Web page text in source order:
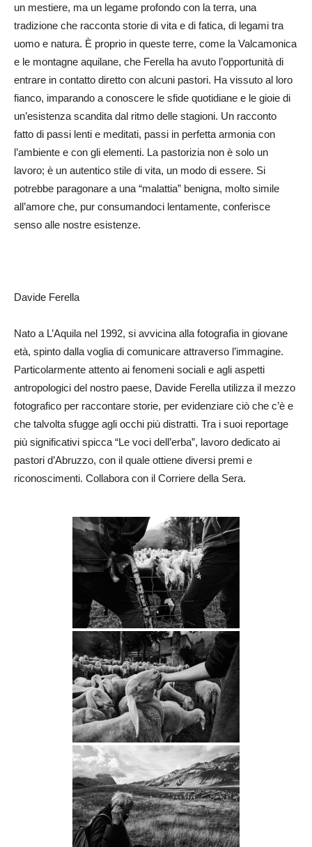
un mestiere, ma un legame profondo con la terra, una
tradizione che racconta storie di vita e di fatica, di legami tra
uomo e natura. È proprio in queste terre, come la Valcamonica
e le montagne aquilane, che Ferella ha avuto l’opportunità di
entrare in contatto diretto con alcuni pastori. Ha vissuto al loro
fianco, imparando a conoscere le sfide quotidiane e le gioie di
un’esistenza scandita dal ritmo delle stagioni. Un racconto
fatto di passi lenti e meditati, passi in perfetta armonia con
l’ambiente e con gli elementi. La pastorizia non è solo un
lavoro; è un autentico stile di vita, un modo di essere. Si
potrebbe paragonare a una “malattia” benigna, molto simile
all’amore che, pur consumandoci lentamente, conferisce
senso alle nostre esistenze.
Davide Ferella
Nato a L’Aquila nel 1992, si avvicina alla fotografia in giovane
età, spinto dalla voglia di comunicare attraverso l’immagine.
Particolarmente attento ai fenomeni sociali e agli aspetti
antropologici del nostro paese, Davide Ferella utilizza il mezzo
fotografico per raccontare storie, per evidenziare ciò che c’è e
che talvolta sfugge agli occhi più distratti. Tra i suoi reportage
più significativi spicca “Le voci dell’erba”, lavoro dedicato ai
pastori d’Abruzzo, con il quale ottiene diversi premi e
riconoscimenti. Collabora con il Corriere della Sera.